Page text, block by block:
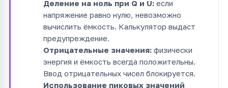
Деление на ноль при Q и U: если
напряжение равно нулю, невозможно
вычислить ёмкость. Калькулятор выдаст
предупреждение.
Отрицательные значения: физически
энергия и ёмкость всегда положительны.
Ввод отрицательных чисел блокируется.
Использование пиковых значений